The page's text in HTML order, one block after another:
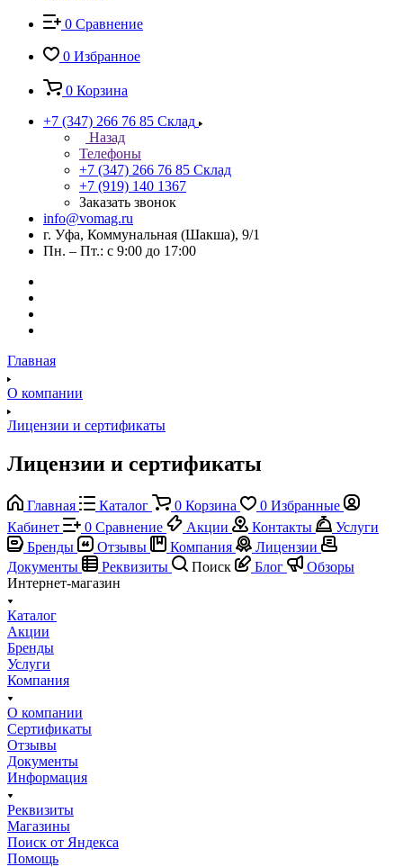
0 Сравнение
0 Избранное
0 Корзина
+7 (347) 266 76 85 Склад
Назад
Телефоны
+7 (347) 266 76 85 Склад
+7 (919) 140 1367
Заказать звонок
info@vomag.ru
г. Уфа, Коммунальная (Шакша), 9/1
Пн. – Пт.: с 9:00 до 17:00
Главная
О компании
Лицензии и сертификаты
Лицензии и сертификаты
Главная Каталог 0 Корзина 0 Избранные
Кабинет
0 Сравнение Акции Контакты
Услуги
Бренды
Отзывы Компания
Лицензии
Документы
Реквизиты Поиск Блог
Обзоры
Интернет-магазин
Каталог
Акции
Бренды
Услуги
Компания
О компании
Сертификаты
Отзывы
Документы
Информация
Реквизиты
Магазины
Поиск от Яндекса
Помощь